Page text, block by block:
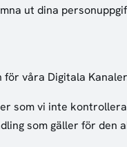
ut dina
våra Digitala
som vi inte
som gäller för den